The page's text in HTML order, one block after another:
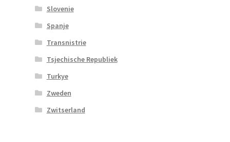
Slovenie
Spanje
Transnistrie
Tsjechische Republiek
Turkye
Zweden
Zwitserland